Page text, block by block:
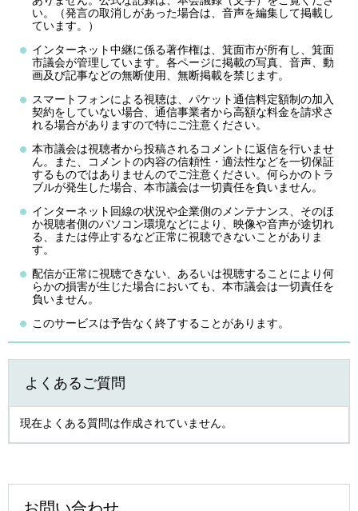
い。（発言の取消しがあった場合は、音声を編集して掲載し
ています。）
インターネット中継に係る著作権は、箕面市が所有し、箕面
市議会が管理しています。各ページに掲載の写真、音声、動
画及び記事などの無断使用、無断掲載を禁じます。
スマートフォンによる視聴は、パケット通信料定額制の加入
契約をしていない場合、通信事業者から高額な料金を請求さ
れる場合がありますので特にご注意ください。
本市議会は視聴者から投稿されるコメントに返信を行いませ
ん。また、コメントの内容の信頼性・適法性などを一切保証
するものではありませんのでご注意ください。何らかのトラ
ブルが発生した場合、本市議会は一切責任を負いません。
インターネット回線の状況や企業側のメンテナンス、そのほ
か視聴者側のパソコン環境などにより、映像や音声が途切れ
る、または停止するなど正常に視聴できないことがありま
す。
配信が正常に視聴できない、あるいは視聴することにより何
らかの損害が生じた場合においても、本市議会は一切責任を
負いません。
このサービスは予告なく終了することがあります。
よくあるご質問
現在よくある質問は作成されていません。